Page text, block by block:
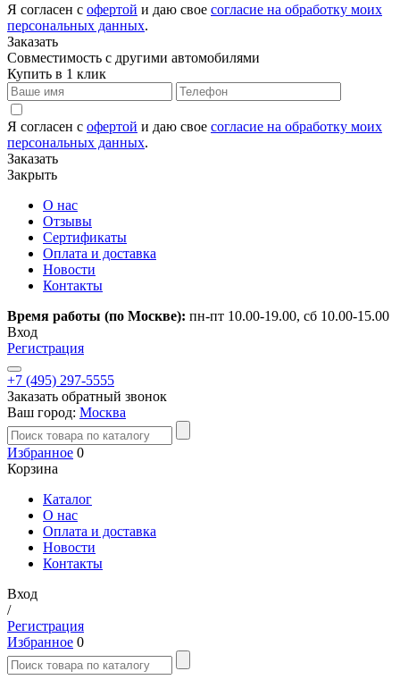
Я согласен с офертой и даю свое согласие на обработку моих
персональных данных.
Заказать
Совместимость с другими автомобилями
Купить в 1 клик
Я согласен с офертой и даю свое согласие на обработку моих
персональных данных.
Заказать
Закрыть
О нас
Отзывы
Сертификаты
Оплата и доставка
Новости
Контакты
Время работы (по Москве): пн-пт 10.00-19.00, сб 10.00-15.00
Вход
Регистрация
+7 (495) 297-5555
Заказать обратный звонок
Ваш город: Москва
Избранное 0
Корзина
Каталог
О нас
Оплата и доставка
Новости
Контакты
Вход
/
Регистрация
Избранное 0